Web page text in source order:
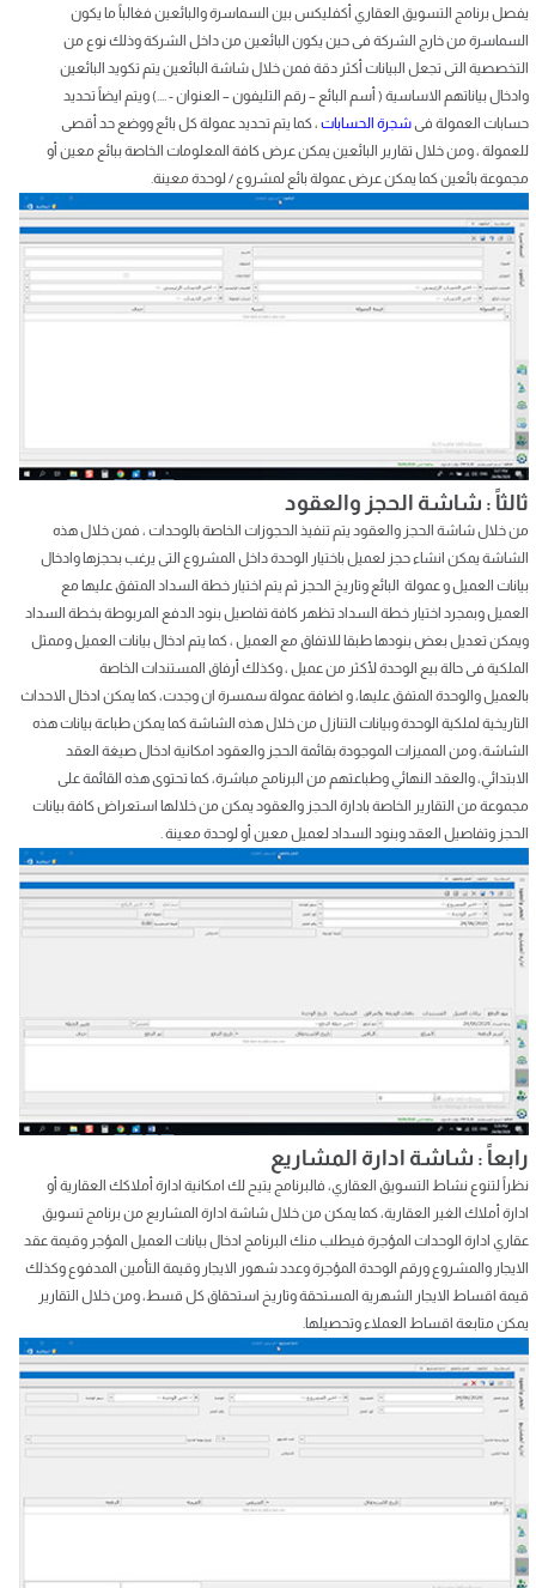
يفصل برنامج التسويق العقاري أكفليكس بين السماسرة والبائعين فغالباً ما يكون
السماسرة من خارج الشركة فى حين يكون البائعين من داخل الشركة وذلك نوع من
التخصصية التى تجعل البيانات أكثر دقة فمن خلال شاشة البائعين يتم تكويد البائعين
وادخال بياناتهم الاساسية ( أسم البائع – رقم التليفون – العنوان - ....) ويتم ايضاً تحديد
حسابات العمولة فىشجرة الحسابات ، كما يتم تحديد عمولة كل بائع ووضع حد أقصى
للعمولة ، ومن خلال تقارير البائعين يمكن عرض كافة المعلومات الخاصة ببائع معين أو
مجموعة بائعين كما يمكن عرض عمولة بائع لمشروع / لوحدة معينة.
ثالثاً : شاشة الحجز والعقود
من خلال شاشة الحجز والعقود يتم تنفيذ الحجوزات الخاصة بالوحدات ، فمن خلال هذه
الشاشة يمكن انشاء حجز لعميل باختيار الوحدة داخل المشروع التى يرغب بحجزها وادخال
بيانات العميل و عمولة البائع وتاريخ الحجز ثم يتم اختيار خطة السداد المتفق عليها مع
العميل وبمجرد اختيار خطة السداد تظهر كافة تفاصيل بنود الدفع المربوطة بخطة السداد
ويمكن تعديل بعض بنودها طبقا للاتفاق مع العميل ، كما يتم ادخال بيانات العميل وممثل
الملكية فى حالة بيع الوحدة لأكثر من عميل ، وكذلك أرفاق المستندات الخاصة
بالعميل والوحدة المتفق عليها، و اضافة عمولة سمسرة ان وجدت، كما يمكن ادخال الاحداث
التاريخية لملكية الوحدة وبيانات التنازل من خلال هذه الشاشة كما يمكن طباعة بيانات هذه
الشاشة، ومن المميزات الموجودة بقائمة الحجز والعقود امكانية ادخال صيغة العقد
الابتدائي، والعقد النهائي وطباعتهم من البرنامج مباشرة، كما تحتوى هذه القائمة على
مجموعة من التقارير الخاصة بادارة الحجز والعقود يمكن من خلالها استعراض كافة بيانات
الحجز وتفاصيل العقد وبنود السداد لعميل معين أو لوحدة معينة .
رابعاً : شاشة ادارة المشاريع
نظراً لتنوع نشاط التسويق العقاري، فالبرنامج يتيح لك امكانية ادارة أملاكك العقارية أو
ادارة أملاك الغير العقارية، كما يمكن من خلال شاشة ادارة المشاريع من برنامج تسويق
عقاري ادارة الوحدات المؤجرة فيطلب منك البرنامج ادخال بيانات العميل المؤجر وقيمة عقد
الايجار والمشروع ورقم الوحدة المؤجرة وعدد شهور الايجار وقيمة التأمين المدفوع وكذلك
قيمة اقساط الايجار الشهرية المستحقة وتاريخ استحقاق كل قسط، ومن خلال التقارير
يمكن متابعة اقساط العملاء وتحصيلها.